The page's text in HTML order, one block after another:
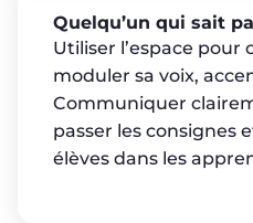
Quelqu’un qui sait
Utiliser l’espace pour
moduler sa voix,
Communiquer
passer les consignes
élèves dans les